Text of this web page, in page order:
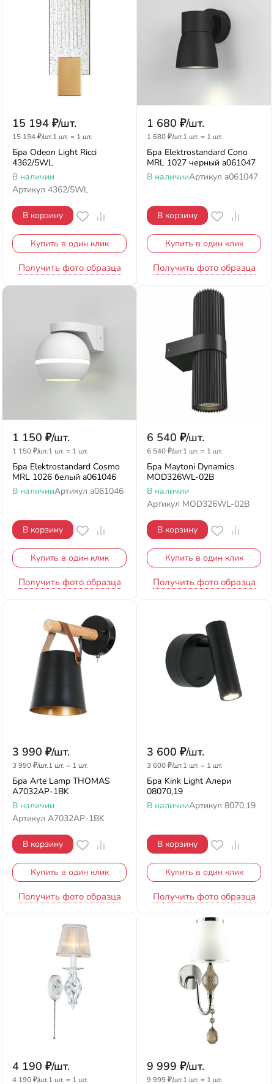
15 194 ₽/шт.
15 194₽/шт.1 шт. = 1 шт.
Бра Odeon Light Ricci
4362/5WL
В наличии
Артикул 4362/5WL
В корзину
Купить в один клик
Получить фото образца
1 680 ₽/шт.
1 680₽/шт.1 шт. = 1 шт.
Бра Elektrostandard Cono
MRL 1027 черный a061047
В наличииАртикул a061047
В корзину
Купить в один клик
Получить фото образца
1 150 ₽/шт.
1 150₽/шт.1 шт. = 1 шт.
Бра Elektrostandard Cosmo
MRL 1026 белый a061046
В наличииАртикул a061046
В корзину
Купить в один клик
Получить фото образца
6 540 ₽/шт.
6 540₽/шт.1 шт. = 1 шт.
Бра Maytoni Dynamics
MOD326WL-02B
В наличии
Артикул MOD326WL-02B
В корзину
Купить в один клик
Получить фото образца
3 990 ₽/шт.
3 990₽/шт.1 шт. = 1 шт.
Бра Arte Lamp THOMAS
A7032AP-1BK
В наличии
Артикул A7032AP-1BK
В корзину
Купить в один клик
Получить фото образца
3 600 ₽/шт.
3 600₽/шт.1 шт. = 1 шт.
Бра Kink Light Алери
08070,19
В наличииАртикул 8070,19
В корзину
Купить в один клик
Получить фото образца
4 190 ₽/шт.
4 190₽/шт.1 шт. = 1 шт.
9 999 ₽/шт.
9 999₽/шт.1 шт. = 1 шт.